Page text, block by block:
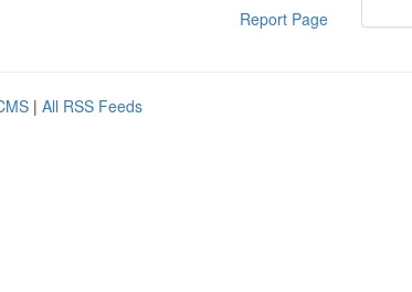
Report Page
| All RSS Feeds